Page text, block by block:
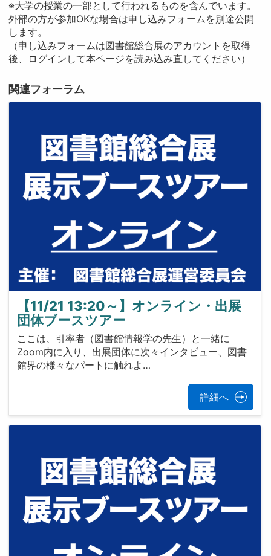
※大学の授業の一部として行われるものを含んでいます。
外部の方が参加OKな場合は申し込みフォームを別途公開
します。
（申し込みフォームは図書館総合展のアカウントを取得
後、ログインして本ページを読み込み直してください）
関連フォーラム
【11/21 13:20～】オンライン・出展
団体ブースツアー
ここは、引率者（図書館情報学の先生）と一緒に
Zoom内に入り、出展団体に次々インタビュー、図書
館界の様々なパートに触れよ…
詳細へ